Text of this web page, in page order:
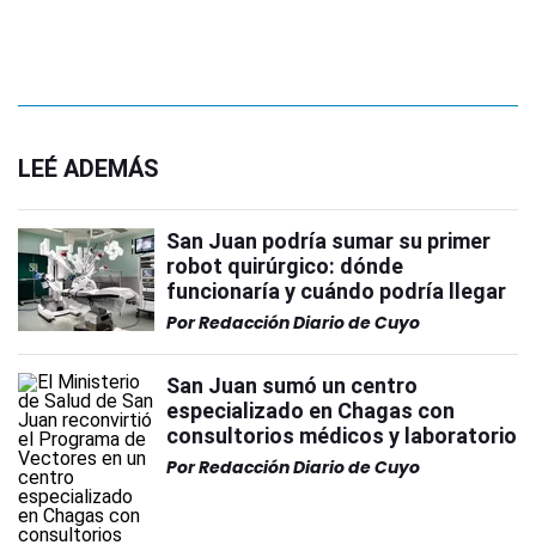
LEÉ ADEMÁS
San Juan podría sumar su primer
robot quirúrgico: dónde
funcionaría y cuándo podría llegar
PorRedacción Diario de Cuyo
San Juan sumó un centro
especializado en Chagas con
consultorios médicos y laboratorio
PorRedacción Diario de Cuyo